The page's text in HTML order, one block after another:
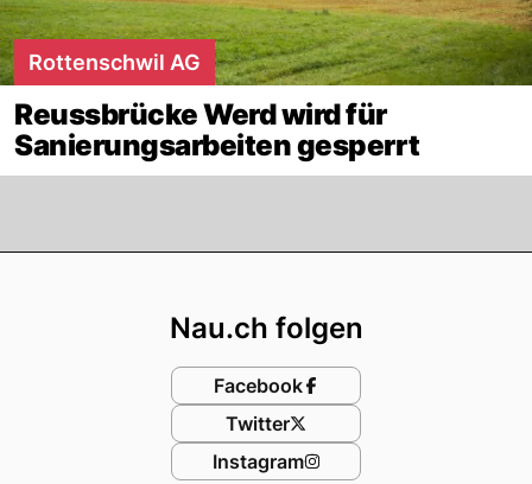
Rottenschwil AG
Reussbrücke Werd wird für
Sanierungsarbeiten gesperrt
Nau.ch folgen
Facebook
Twitter
Instagram